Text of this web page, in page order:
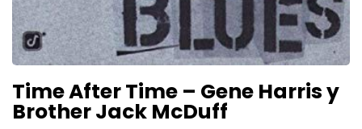
Time After Time – Gene Harris y
Brother Jack McDuff